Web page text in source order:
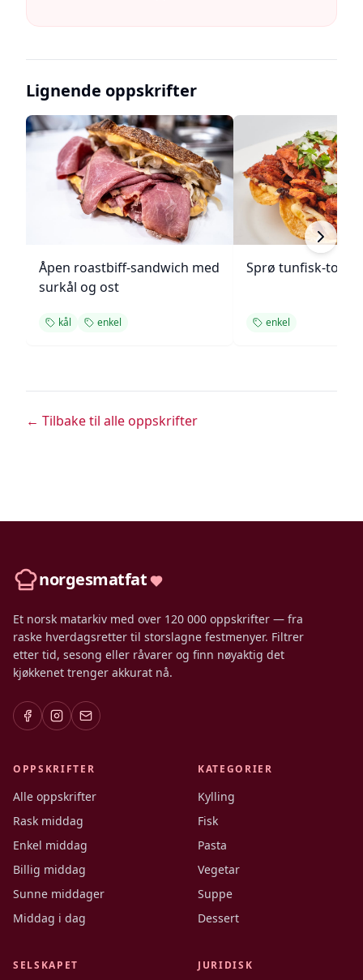
Lignende oppskrifter
Åpen roastbiff-sandwich med
surkål og ost
kål enkel
Sprø tunfisk-
enkel
← Tilbake til alle oppskrifter
norgesmatfat
Et norsk matarkiv med over 120 000 oppskrifter — fra
raske hverdagsretter til storslagne festmenyer. Filtrer
etter tid, sesong eller råvarer og finn nøyaktig det
kjøkkenet trenger akkurat nå.
OPPSKRIFTER
Alle oppskrifter
Rask middag
Enkel middag
Billig middag
Sunne middager
Middag i dag
KATEGORIER
Kylling
Fisk
Pasta
Vegetar
Suppe
Dessert
SELSKAPET JURIDISK